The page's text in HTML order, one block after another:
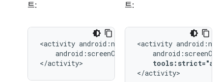
트:
<activity
android:screenOrientation="landscape">
</activity>
트:
<activity
</activity>